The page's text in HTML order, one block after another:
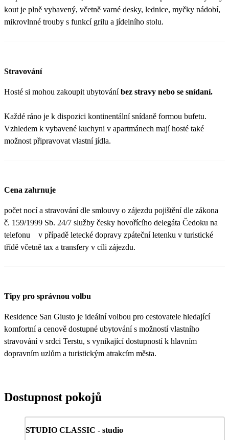
kout je plně vybavený, včetně varné desky, lednice, myčky nádobí,
mikrovlnné trouby s funkcí grilu a jídelního stolu.
Stravování
Hosté si mohou zakoupit ubytováníbez stravy nebo se snídaní.
Každé ráno je k dispozici kontinentální snídaně formou bufetu.
Vzhledem k vybavené kuchyni v apartmánech mají hosté také
možnost připravovat vlastní jídla.
Cena zahrnuje
počet nocí a stravování dle smlouvy o zájezdu pojištění dle zákona
č. 159/1999 Sb. 24/7 služby česky hovořícího delegáta Čedoku na
telefonu v případě letecké dopravy zpáteční letenku v turistické
třídě včetně tax a transfery v cíli zájezdu.
Tipy pro správnou volbu
Residence San Giusto je ideální volbou pro cestovatele hledající
komfortní a cenově dostupné ubytování s možností vlastního
stravování v srdci Terstu, s vynikající dostupností k hlavním
dopravním uzlům a turistickým atrakcím města.
Dostupnost pokojů
STUDIO CLASSIC - studio